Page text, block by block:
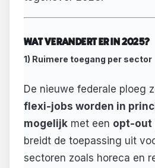
WAT VERANDERT ER IN 2025?
1) Ruimere toegang per sector
De nieuwe federale ploeg
flexi-jobs worden in
mogelijk met een opt-out
breidt de toepassing uit
sectoren zoals horeca en